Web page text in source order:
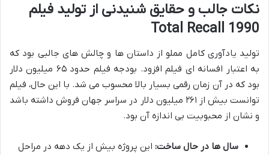
نکات جالب و حقایق شنیدنی از تولید فیلم
Total Recall 1990
تولید یادآوری کامل مملو از داستان ها و چالش های جالبی بود که
به اعتبار افسانه ای فیلم افزود. بودجه فیلم حدود ۶۵ میلیون دلار
بود که در آن زمان رقمی بسیار بالا محسوب می شد. با این حال، فیلم
توانست بیش از ۲۶۱ میلیون دلار در سراسر جهان فروش داشته باشد
و نشان از محبوبیت بی اندازه آن بود.
سال ها در حال ساخت: این پروژه بیش از یک دهه در مراحل